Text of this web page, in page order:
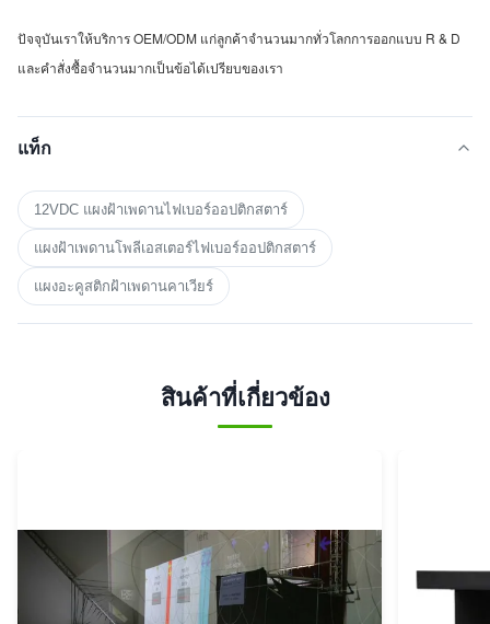
ปัจจุบันเราให้บริการ OEM/ODM แก่ลูกค้าจำนวนมากทั่วโลกการออกแบบ R & D
และคำสั่งซื้อจำนวนมากเป็นข้อได้เปรียบของเรา
แท็ก
12VDC แผงฝ้าเพดานไฟเบอร์ออปติกสตาร์
แผงฝ้าเพดานโพลีเอสเตอร์ไฟเบอร์ออปติกสตาร์
แผงอะคูสติกฝ้าเพดานคาเวียร์
สินค้าที่เกี่ยวข้อง